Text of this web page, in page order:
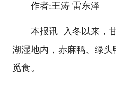
作者:王涛 雷东泽
本报讯 入冬以来，
湖湿地内，赤麻鸭、绿
觅食。